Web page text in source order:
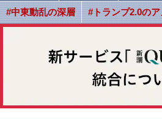
#中東動乱の深層 #トランプ2.0の